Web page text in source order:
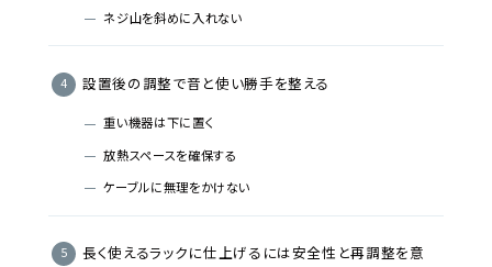
ネジ山を斜めに入れない
設置後の調整で音と使い勝手を整える
重い機器は下に置く
放熱スペースを確保する
ケーブルに無理をかけない
長く使えるラックに仕上げるには安全性と再調整を意